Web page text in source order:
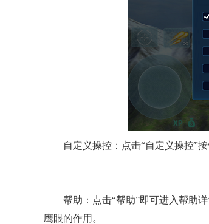
自定义操控：点击“自定义操控”
帮助：点击“帮助”即可进入帮助
鹰眼的作用。